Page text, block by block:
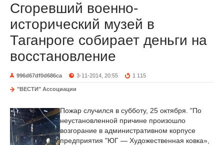
Сгоревший военно-
исторический музей в
Таганроге собирает деньги на
восстановление
996d67df0d686ca 3-11-2014, 20:55 1 115
"ВЕСТИ" Ассоциации
Пожар случился в субботу, 25 октября. "По
неустановленной причине произошло
возгорание в административном корпусе
предприятия "ЮГ — Художественная ковка»,